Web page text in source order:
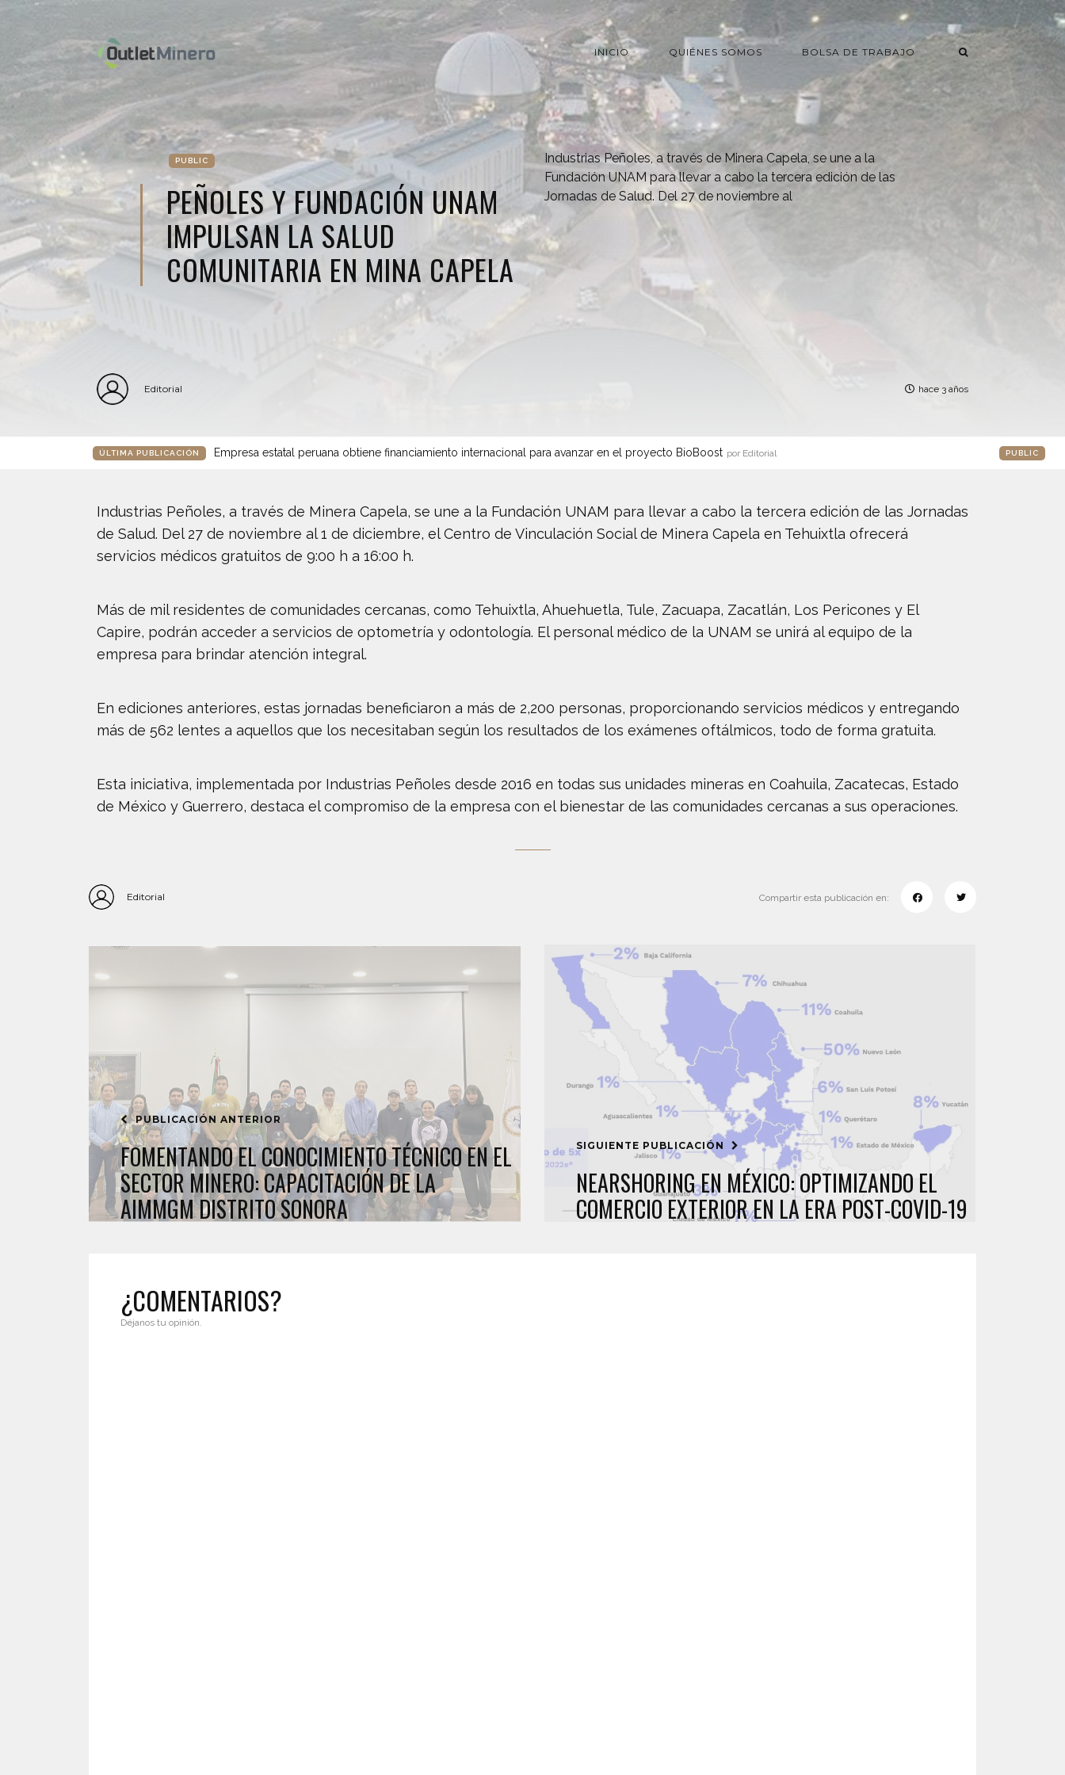
INICIO QUIÉNES SOMOS BOLSA DE TRABAJO
PUBLIC
PEÑOLES Y FUNDACIÓN UNAM
IMPULSAN LA SALUD
COMUNITARIA EN MINA CAPELA
Industrias Peñoles, a través de Minera Capela, se une a la
Fundación UNAM para llevar a cabo la tercera edición de las
Jornadas de Salud. Del 27 de noviembre al
Editorial hace 3 años
ÚLTIMA PUBLICACIÓN Empresa estatal peruana obtiene financiamiento internacional para avanzar en el proyecto BioBoost por Editorial PUBLIC
Industrias Peñoles, a través de Minera Capela, se une a la Fundación UNAM para llevar a cabo la tercera edición de las Jornadas
de Salud. Del 27 de noviembre al 1 de diciembre, el Centro de Vinculación Social de Minera Capela en Tehuixtla ofrecerá
servicios médicos gratuitos de 9:00 h a 16:00 h.
Más de mil residentes de comunidades cercanas, como Tehuixtla, Ahuehuetla, Tule, Zacuapa, Zacatlán, Los Pericones y El
Capire, podrán acceder a servicios de optometría y odontología. El personal médico de la UNAM se unirá al equipo de la
empresa para brindar atención integral.
En ediciones anteriores, estas jornadas beneficiaron a más de 2,200 personas, proporcionando servicios médicos y entregando
más de 562 lentes a aquellos que los necesitaban según los resultados de los exámenes oftálmicos, todo de forma gratuita.
Esta iniciativa, implementada por Industrias Peñoles desde 2016 en todas sus unidades mineras en Coahuila, Zacatecas, Estado
de México y Guerrero, destaca el compromiso de la empresa con el bienestar de las comunidades cercanas a sus operaciones.
Editorial Compartir esta publicación en:
PUBLICACIÓN ANTERIOR
FOMENTANDO EL CONOCIMIENTO TÉCNICO EN EL
SECTOR MINERO: CAPACITACIÓN DE LA
AIMMGM DISTRITO SONORA
SIGUIENTE PUBLICACIÓN
NEARSHORING EN MÉXICO: OPTIMIZANDO EL
COMERCIO EXTERIOR EN LA ERA POST-COVID-19
¿COMENTARIOS?
Déjanos tu opinión.